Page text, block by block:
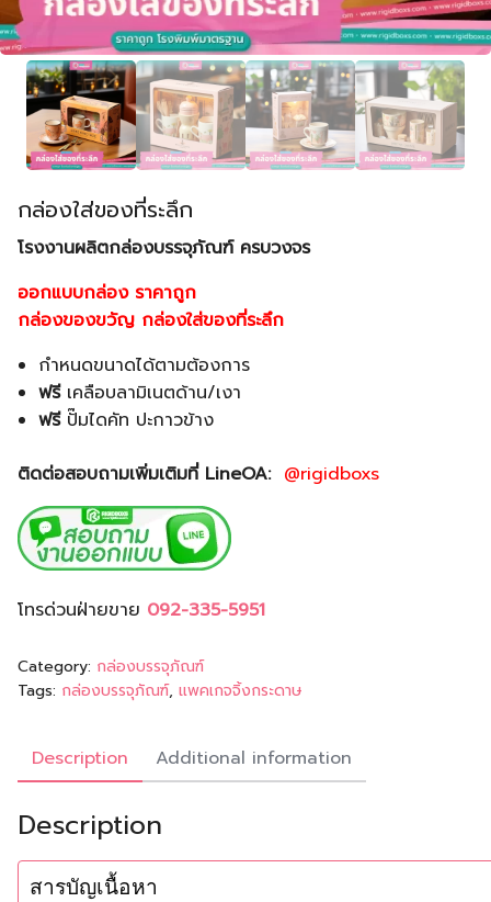
กล่องใส่ของที่ระลึก
โรงงานผลิตกล่องบรรจุภัณฑ์ ครบวงจร
ออกแบบกล่อง ราคาถูก
กล่องของขวัญ กล่องใส่ของที่ระลึก
กำหนดขนาดได้ตามต้องการ
ฟรีเคลือบลามิเนตด้าน/เงา
ฟรีปั๊มไดคัท ปะกาวข้าง
ติดต่อสอบถามเพิ่มเติมที่ LineOA: @rigidboxs
โทรด่วนฝ่ายขาย 092-335-5951
Category: กล่องบรรจุภัณฑ์
Tags: กล่องบรรจุภัณฑ์, แพคเกจจิ้งกระดาษ
Description Additional information
Description
สารบัญเนื้อหา